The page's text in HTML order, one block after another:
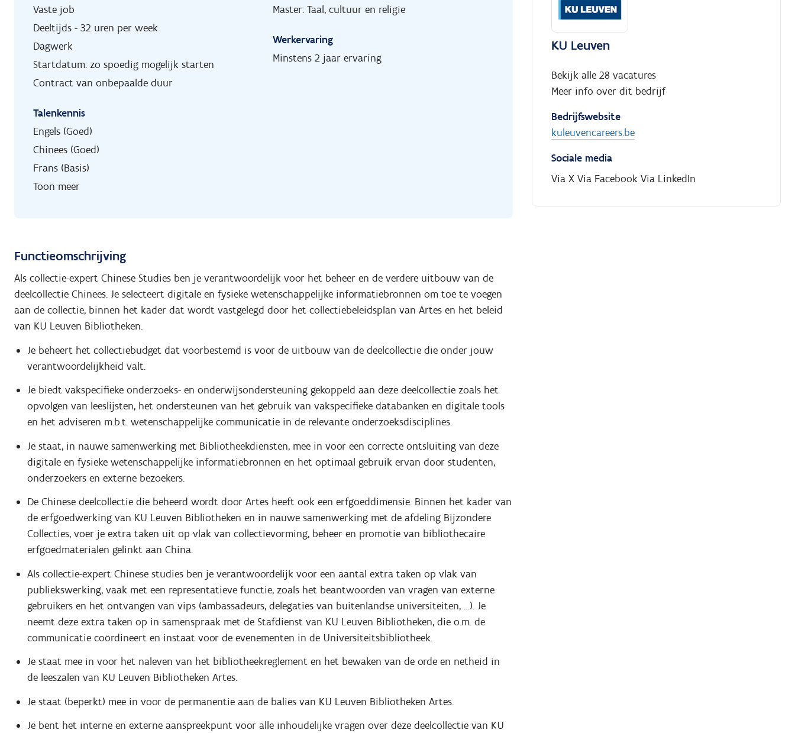
Vaste job
Deeltijds - 32 uren per week
Dagwerk
Startdatum: zo spoedig mogelijk starten
Contract van onbepaalde duur
Talenkennis
Engels (Goed)
Chinees (Goed)
Frans (Basis)
Toon meer
Master: Taal, cultuur en religie
Werkervaring
Minstens 2 jaar ervaring
Functieomschrijving
Als collectie-expert Chinese Studies ben je verantwoordelijk voor het beheer en de verdere uitbouw van de
deelcollectie Chinees. Je selecteert digitale en fysieke wetenschappelijke informatiebronnen om toe te voegen
aan de collectie, binnen het kader dat wordt vastgelegd door het collectiebeleidsplan van Artes en het beleid
van KU Leuven Bibliotheken.
Je beheert het collectiebudget dat voorbestemd is voor de uitbouw van de deelcollectie die onder jouw
verantwoordelijkheid valt.
Je biedt vakspecifieke onderzoeks- en onderwijsondersteuning gekoppeld aan deze deelcollectie zoals het
opvolgen van leeslijsten, het ondersteunen van het gebruik van vakspecifieke databanken en digitale tools
en het adviseren m.b.t. wetenschappelijke communicatie in de relevante onderzoeksdisciplines.
Je staat, in nauwe samenwerking met Bibliotheekdiensten, mee in voor een correcte ontsluiting van deze
digitale en fysieke wetenschappelijke informatiebronnen en het optimaal gebruik ervan door studenten,
onderzoekers en externe bezoekers.
De Chinese deelcollectie die beheerd wordt door Artes heeft ook een erfgoeddimensie. Binnen het kader van
de erfgoedwerking van KU Leuven Bibliotheken en in nauwe samenwerking met de afdeling Bijzondere
Collecties, voer je extra taken uit op vlak van collectievorming, beheer en promotie van bibliothecaire
erfgoedmaterialen gelinkt aan China.
Als collectie-expert Chinese studies ben je verantwoordelijk voor een aantal extra taken op vlak van
publiekswerking, vaak met een representatieve functie, zoals het beantwoorden van vragen van externe
gebruikers en het ontvangen van vips (ambassadeurs, delegaties van buitenlandse universiteiten, …). Je
neemt deze extra taken op in samenspraak met de Stafdienst van KU Leuven Bibliotheken, die o.m. de
communicatie coördineert en instaat voor de evenementen in de Universiteitsbibliotheek.
Je staat mee in voor het naleven van het bibliotheekreglement en het bewaken van de orde en netheid in
de leeszalen van KU Leuven Bibliotheken Artes.
Je staat (beperkt) mee in voor de permanentie aan de balies van KU Leuven Bibliotheken Artes.
Je bent het interne en externe aanspreekpunt voor alle inhoudelijke vragen over deze deelcollectie van KU
KU Leuven
Bekijk alle 28 vacatures
Meer info over dit bedrijf
Bedrijfswebsite
kuleuvencareers.be
Sociale media
Via X Via Facebook Via LinkedIn